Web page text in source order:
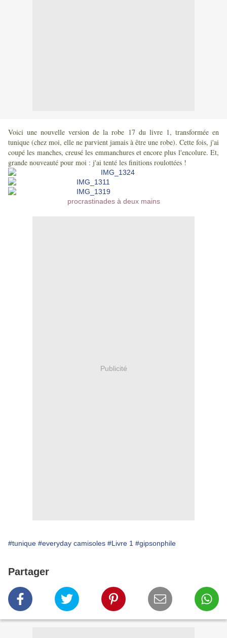
Voici une nouvelle version de la robe 17 du livre 1, transformée en
tunique (chez moi, elle ne parvient jamais à être une robe). Cette fois, j'ai
coupé les manches, creusé les emmanchures et encore plus l'encolure. Et,
grande nouveauté pour moi : j'ai tenté les finitions roulottées !
procrastinades à deux mains
Publicité
#tunique #everyday camisoles #Livre 1 #gipsonphile
Partager